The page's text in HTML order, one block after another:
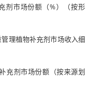
剂市场份额（%）（按形
理植物补充剂市场收入细
充剂市场份额（按来源划